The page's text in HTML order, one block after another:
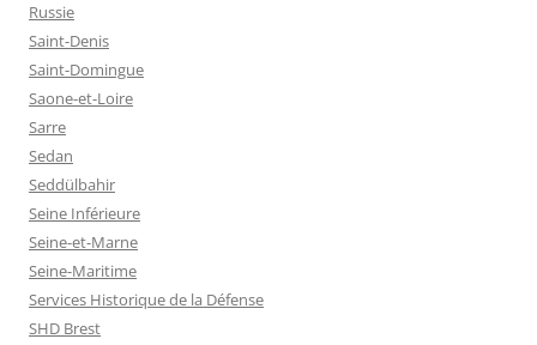
Russie
Saint-Denis
Saint-Domingue
Saone-et-Loire
Sarre
Sedan
Seddülbahir
Seine Inférieure
Seine-et-Marne
Seine-Maritime
Services Historique de la Défense
SHD Brest